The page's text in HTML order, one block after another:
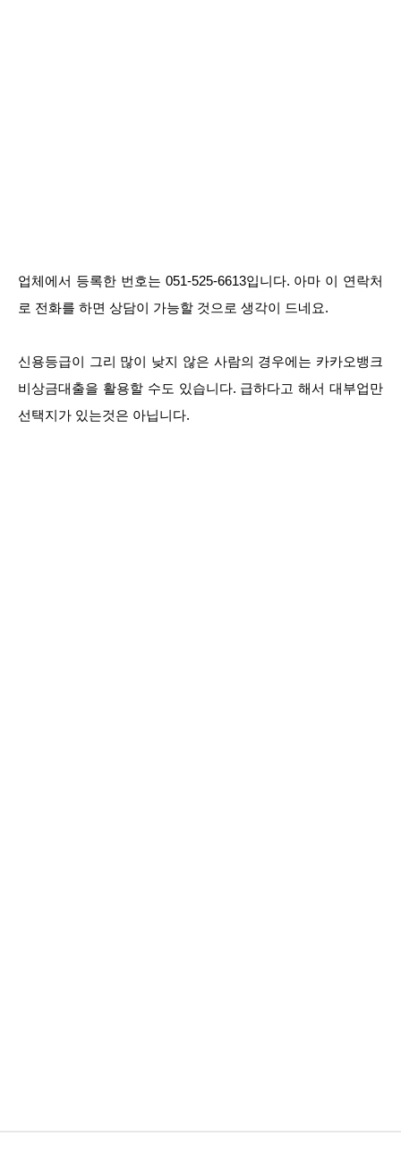
업체에서 등록한 번호는 051-525-6613입니다. 아마 이 연락처
로 전화를 하면 상담이 가능할 것으로 생각이 드네요.
신용등급이 그리 많이 낮지 않은 사람의 경우에는 카카오뱅크
비상금대출을 활용할 수도 있습니다. 급하다고 해서 대부업만
선택지가 있는것은 아닙니다.